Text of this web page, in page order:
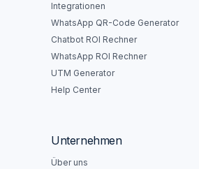
Integrationen
WhatsApp QR-Code Generator
Chatbot ROI Rechner
WhatsApp ROI Rechner
UTM Generator
Help Center
Unternehmen
Über uns